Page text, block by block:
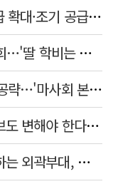
李대통령, 6시간 부동산 회의…"공급 확대·조기 공급 과감히 실천"
"폐기 버스 개조해 청년주택" 與 황희…'딸 학비는 年 4200만원'
김병삼 경북 영천시장, 이번엔 국회 공략…'마사회 본사 이전·광역교통망 확충' 요청
[정치 외곽부대 전성시대]정치 유튜브도 변해야 한다 "화합과 존중"
[정치 외곽부대 전성시대]국회 압도하는 외곽부대, 목소리 왜 커지나?